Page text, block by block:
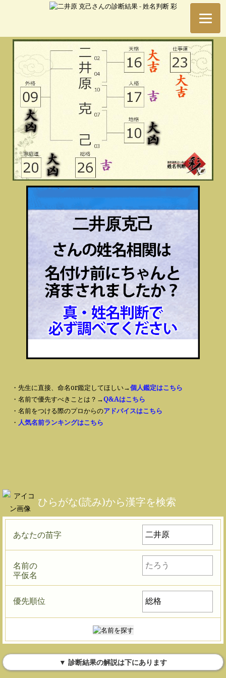
二井原克己
・先生に直接、命名or鑑定してほしい→個人鑑定はこちら
・名前で優先すべきことは？→Q&Aはこちら
・名前をつける際のプロからのアドバイスはこちら
・ 人気名前ランキングはこちら
ひらがな(読み)から漢字を検索
あなたの苗字
名前の
平仮名
優先順位
▼ 診断結果の解説は下にあります